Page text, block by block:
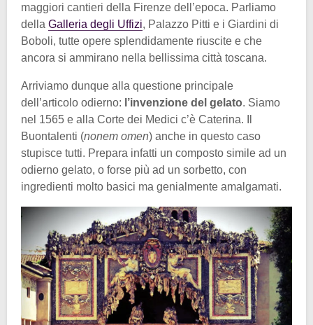
maggiori cantieri della Firenze dell’epoca. Parliamo
della Galleria degli Uffizi, Palazzo Pitti e i Giardini di
Boboli, tutte opere splendidamente riuscite e che
ancora si ammirano nella bellissima città toscana.
Arriviamo dunque alla questione principale
dell’articolo odierno: l’invenzione del gelato. Siamo
nel 1565 e alla Corte dei Medici c’è Caterina. Il
Buontalenti (nonem omen) anche in questo caso
stupisce tutti. Prepara infatti un composto simile ad un
odierno gelato, o forse più ad un sorbetto, con
ingredienti molto basici ma genialmente amalgamati.